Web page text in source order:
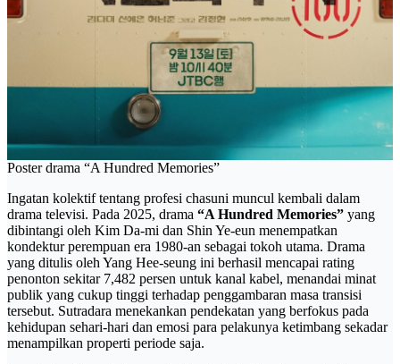
Poster drama “A Hundred Memories”
Ingatan kolektif tentang profesi chasuni muncul kembali dalam
drama televisi. Pada 2025, drama “A Hundred Memories” yang
dibintangi oleh Kim Da-mi dan Shin Ye-eun menempatkan
kondektur perempuan era 1980-an sebagai tokoh utama. Drama
yang ditulis oleh Yang Hee-seung ini berhasil mencapai rating
penonton sekitar 7,482 persen untuk kanal kabel, menandai minat
publik yang cukup tinggi terhadap penggambaran masa transisi
tersebut. Sutradara menekankan pendekatan yang berfokus pada
kehidupan sehari-hari dan emosi para pelakunya ketimbang sekadar
menampilkan properti periode saja.